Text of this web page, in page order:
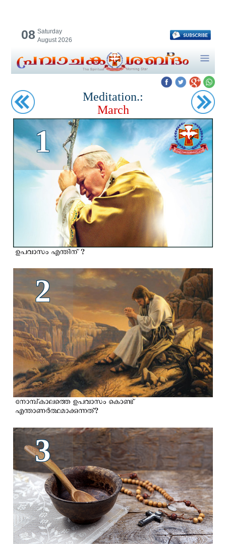
08 Saturday
August 2026
Meditation.:
March
1
ഉപവാസം എന്തിന് ?
2
നോമ്പ്കാലത്തെ ഉപവാസം കൊണ്ട്
എന്താണര്‍ത്ഥമാക്കുന്നത്?
3